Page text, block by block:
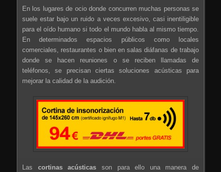
En los lugares de ocio donde concurren muchas personas se
suele estar bajo un ruido a veces excesivo, casi inentiligible
para el oído humano si todo el mundo habla al mismo tiempo.
En determinados espacios públicos como locales
comerciales, restaurantes o bien en salas diáfanas de trabajo
donde se hacen reuniones o se reciben llamadas de
teléfonos, se precisan ciertas soluciones acústicas para
mejorar la calidad de la audición.
Las cortinas acústicas son para ello una manera de